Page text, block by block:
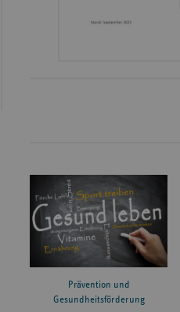
Prävention und
Gesundheitsförderung